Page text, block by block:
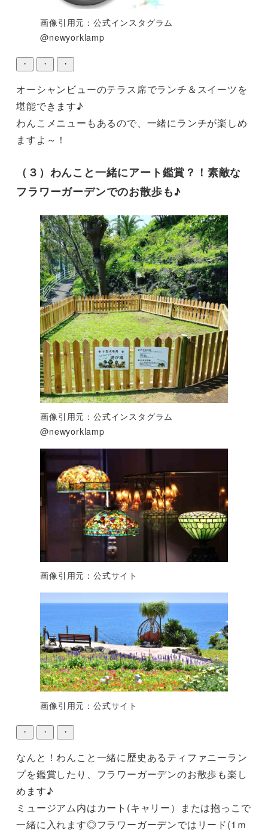
画像引用元：公式インスタグラム
@newyorklamp
・ ・ ・
オーシャンビューのテラス席でランチ＆スイーツを
堪能できます♪
わんこメニューもあるので、一緒にランチが楽しめ
ますよ～！
（３）わんこと一緒にアート鑑賞？！素敵な
フラワーガーデンでのお散歩も♪
画像引用元：公式インスタグラム
@newyorklamp
画像引用元：公式サイト
画像引用元：公式サイト
・ ・ ・
なんと！わんこと一緒に歴史あるティファニーラン
プを鑑賞したり、フラワーガーデンのお散歩も楽し
めます♪
ミュージアム内はカート(キャリー）または抱っこで
一緒に入れます◎フラワーガーデンではリード(1ｍ